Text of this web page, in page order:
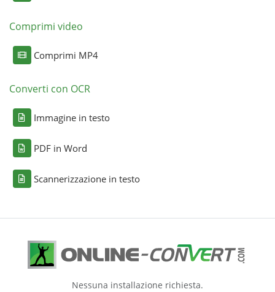
Comprimi video
Comprimi MP4
Converti con OCR
Immagine in testo
PDF in Word
Scannerizzazione in testo
Nessuna installazione richiesta.